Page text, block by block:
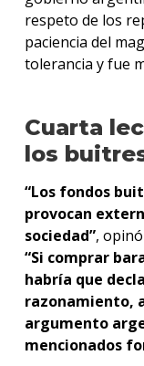
respeto de los
paciencia del
tolerancia y fue
Cuarta
los
“Los fondos
provocan
sociedad”,
“Si comprar
habría que
razonamiento,
argumento
mencionados